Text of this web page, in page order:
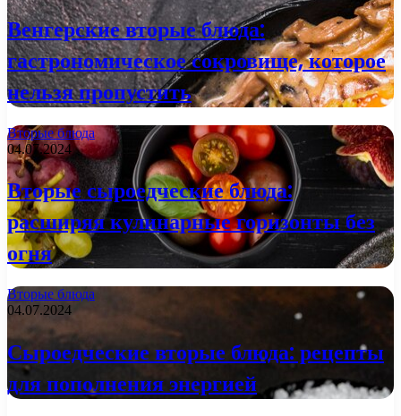
Венгерские вторые блюда:
гастрономическое сокровище, которое
нельзя пропустить
Вторые блюда
04.07.2024
Вторые сыроедческие блюда:
расширяя кулинарные горизонты без
огня
Вторые блюда
04.07.2024
Сыроедческие вторые блюда: рецепты
для пополнения энергией